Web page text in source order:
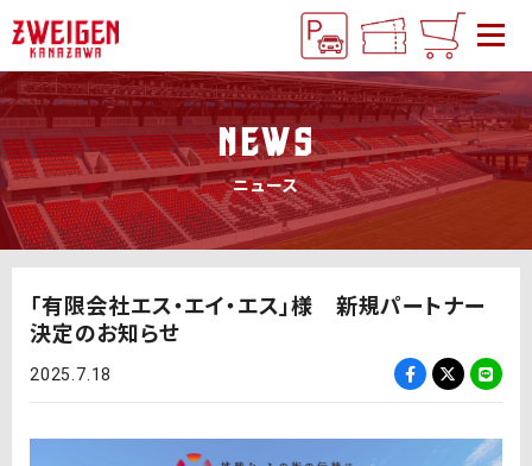
NEWS
ニュース
「有限会社エス・エイ・エス」様 新規パートナー
決定のお知らせ
2025.7.18